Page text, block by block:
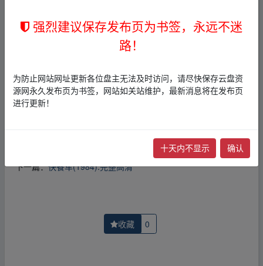
介绍展示帖子，本站不存储任何实质资源数据
。
2，本文内容仅代表作者本人观点，不代表本网站立场，作
所有！其实际管理权为帖子发布者所有，本站无法操作相
关资源。
4，如您认为本站任何介绍帖侵犯了您的合法版权，请点击
版权投诉
下一篇：快餐车(1984).完整高清
收藏 0
强烈建议保存发布页为书签，永远不迷
路！
为防止网站网址更新各位盘主无法及时访问，请尽快保存云盘资
源网永久发布页为书签，网站如关站维护，最新消息将在发布页
进行更新！
十天内不显示 确认